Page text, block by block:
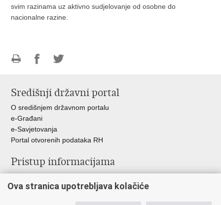
svim razinama uz aktivno sudjelovanje od osobne do
nacionalne razine.
FacebookuTwitteru
Središnji državni portal
O središnjem državnom portalu
e-Građani
e-Savjetovanja
Portal otvorenih podataka RH
Pristup informacijama
Savjetovanje
Ova stranica upotrebljava kolačiće